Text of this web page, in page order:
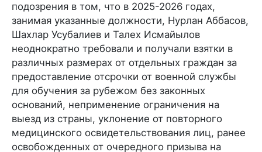
подозрения в том, что в 2025-2026 годах,
занимая указанные должности, Нурлан Аббасов,
Шахлар Усубалиев и Талех Исмайылов
неоднократно требовали и получали взятки в
различных размерах от отдельных граждан за
предоставление отсрочки от военной службы
для обучения за рубежом без законных
оснований, неприменение ограничения на
выезд из страны, уклонение от повторного
медицинского освидетельствования лиц, ранее
освобожденных от очередного призыва на